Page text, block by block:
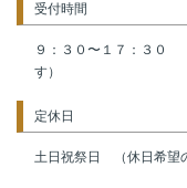
受付時間
９：３０〜１７：３０
す）
定休日
土日祝祭日 （休日希望